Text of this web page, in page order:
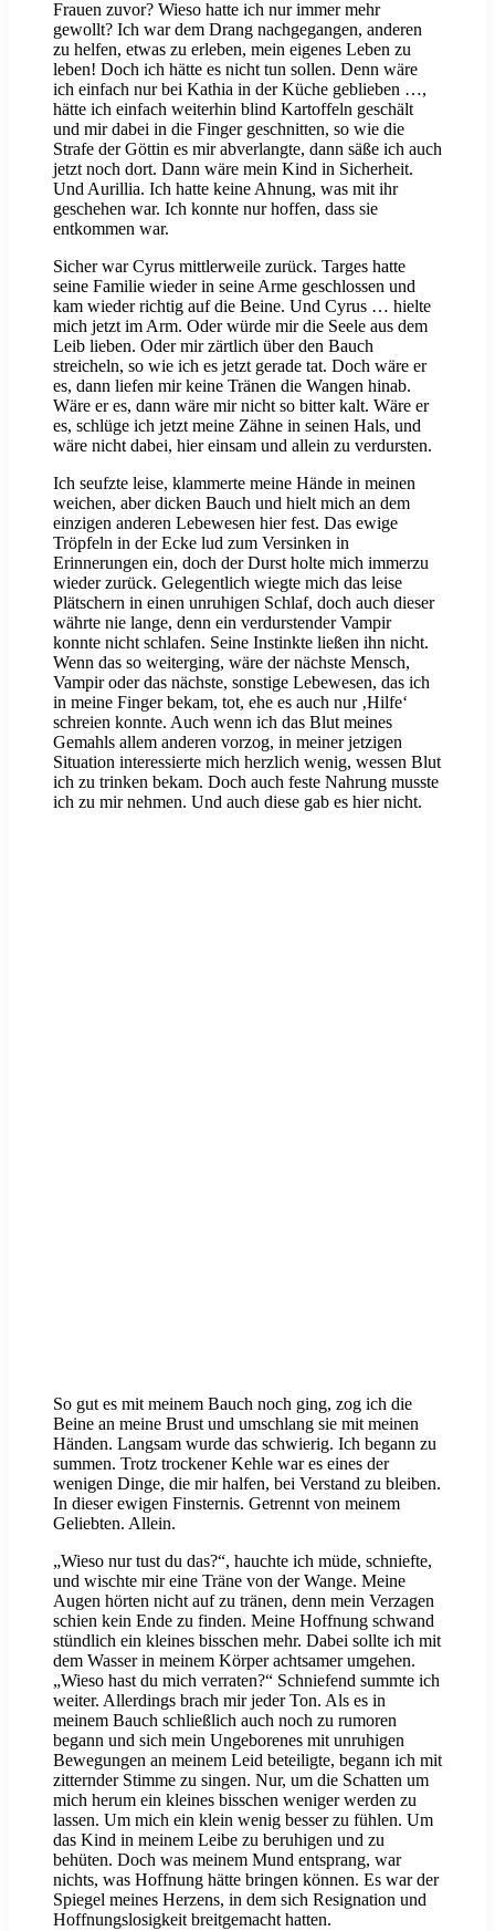
Frauen zuvor? Wieso hatte ich nur immer mehr
gewollt? Ich war dem Drang nachgegangen, anderen
zu helfen, etwas zu erleben, mein eigenes Leben zu
leben! Doch ich hätte es nicht tun sollen. Denn wäre
ich einfach nur bei Kathia in der Küche geblieben …,
hätte ich einfach weiterhin blind Kartoffeln geschält
und mir dabei in die Finger geschnitten, so wie die
Strafe der Göttin es mir abverlangte, dann säße ich auch
jetzt noch dort. Dann wäre mein Kind in Sicherheit.
Und Aurillia. Ich hatte keine Ahnung, was mit ihr
geschehen war. Ich konnte nur hoffen, dass sie
entkommen war.
Sicher war Cyrus mittlerweile zurück. Targes hatte
seine Familie wieder in seine Arme geschlossen und
kam wieder richtig auf die Beine. Und Cyrus … hielte
mich jetzt im Arm. Oder würde mir die Seele aus dem
Leib lieben. Oder mir zärtlich über den Bauch
streicheln, so wie ich es jetzt gerade tat. Doch wäre er
es, dann liefen mir keine Tränen die Wangen hinab.
Wäre er es, dann wäre mir nicht so bitter kalt. Wäre er
es, schlüge ich jetzt meine Zähne in seinen Hals, und
wäre nicht dabei, hier einsam und allein zu verdursten.
Ich seufzte leise, klammerte meine Hände in meinen
weichen, aber dicken Bauch und hielt mich an dem
einzigen anderen Lebewesen hier fest. Das ewige
Tröpfeln in der Ecke lud zum Versinken in
Erinnerungen ein, doch der Durst holte mich immerzu
wieder zurück. Gelegentlich wiegte mich das leise
Plätschern in einen unruhigen Schlaf, doch auch dieser
währte nie lange, denn ein verdurstender Vampir
konnte nicht schlafen. Seine Instinkte ließen ihn nicht.
Wenn das so weiterging, wäre der nächste Mensch,
Vampir oder das nächste, sonstige Lebewesen, das ich
in meine Finger bekam, tot, ehe es auch nur ‚Hilfe‘
schreien konnte. Auch wenn ich das Blut meines
Gemahls allem anderen vorzog, in meiner jetzigen
Situation interessierte mich herzlich wenig, wessen Blut
ich zu trinken bekam. Doch auch feste Nahrung musste
ich zu mir nehmen. Und auch diese gab es hier nicht.
So gut es mit meinem Bauch noch ging, zog ich die
Beine an meine Brust und umschlang sie mit meinen
Händen. Langsam wurde das schwierig. Ich begann zu
summen. Trotz trockener Kehle war es eines der
wenigen Dinge, die mir halfen, bei Verstand zu bleiben.
In dieser ewigen Finsternis. Getrennt von meinem
Geliebten. Allein.
„Wieso nur tust du das?“, hauchte ich müde, schniefte,
und wischte mir eine Träne von der Wange. Meine
Augen hörten nicht auf zu tränen, denn mein Verzagen
schien kein Ende zu finden. Meine Hoffnung schwand
stündlich ein kleines bisschen mehr. Dabei sollte ich mit
dem Wasser in meinem Körper achtsamer umgehen.
„Wieso hast du mich verraten?“ Schniefend summte ich
weiter. Allerdings brach mir jeder Ton. Als es in
meinem Bauch schließlich auch noch zu rumoren
begann und sich mein Ungeborenes mit unruhigen
Bewegungen an meinem Leid beteiligte, begann ich mit
zitternder Stimme zu singen. Nur, um die Schatten um
mich herum ein kleines bisschen weniger werden zu
lassen. Um mich ein klein wenig besser zu fühlen. Um
das Kind in meinem Leibe zu beruhigen und zu
behüten. Doch was meinem Mund entsprang, war
nichts, was Hoffnung hätte bringen können. Es war der
Spiegel meines Herzens, in dem sich Resignation und
Hoffnungslosigkeit breitgemacht hatten.